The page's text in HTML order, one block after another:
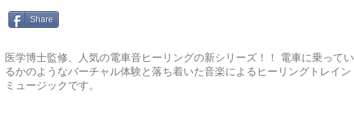
Share
医学博士監修、人気の電車音ヒーリングの新シリーズ！！ 電車に乗ってい
るかのようなバーチャル体験と落ち着いた音楽によるヒーリングトレイン
ミュージックです。